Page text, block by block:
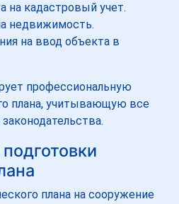
на кадастровый учет.
недвижимость.
на ввод объекта в
профессиональную
плана, учитывающую все
плана на сооружение